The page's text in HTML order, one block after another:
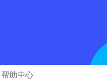
帮助中心